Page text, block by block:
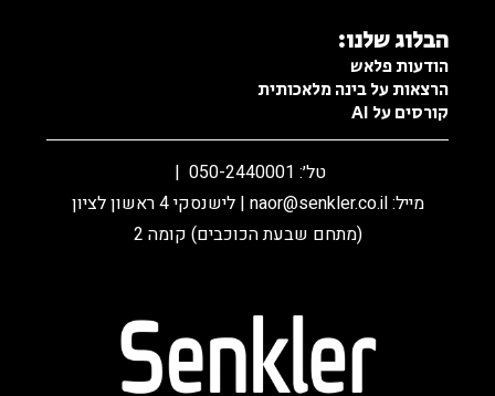
הבלוג שלנו:
הודעות פלאש
הרצאות על בינה מלאכותית
קורסים על AI
טל׳: 050-2440001 |
מייל:naor@senkler.co.il
| לישנסקי 4 ראשון לציון
(מתחם שבעת הכוכבים) קומה 2